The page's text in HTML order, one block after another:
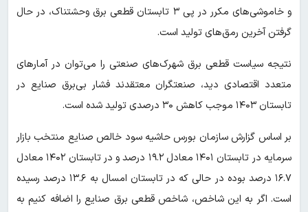
و خاموشی‌های مکرر در پی ۳ تابستان قطعی برق وحشتناک، در حال
گرفتن آخرین رمق‌های تولید است.
نتیجه سیاست قطعی برق شهرک‌های صنعتی را می‌توان در آمارهای
متعدد اقتصادی دید، صنعتگران معتقدند فشار بی‌برق صنایع در
تابستان ۱۴۰۳ موجب کاهش ۳۰ درصدی تولید شده است.
بر اساس گزارش سازمان بورس حاشیه سود خالص صنایع منتخب بازار
سرمایه در تابستان ۱۴۰۱ معادل ۱۹.۲ درصد و در تابستان ۱۴۰۲ معادل
۱۶.۷ درصد بوده در حالی که در تابستان امسال به ۱۳.۶ درصد رسیده
است. اگر به این شاخص، شاخص قطعی برق صنایع را اضافه کنیم به